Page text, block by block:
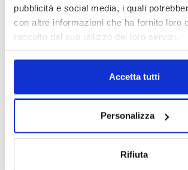
pubblicità e social media, i quali
con altre informazioni che ha fornito loro
raccolto dal suo utilizzo dei loro servizi.
Accetta tutti
Personalizza
Rifiuta
DALLE AZIENDENotizie sponsorizzate
Prima Assicurazioni:
partecipazione alla
1 Luglio 2026
MAGNIFICA HUMANITAS
dell’IA sul futuro e oltre)